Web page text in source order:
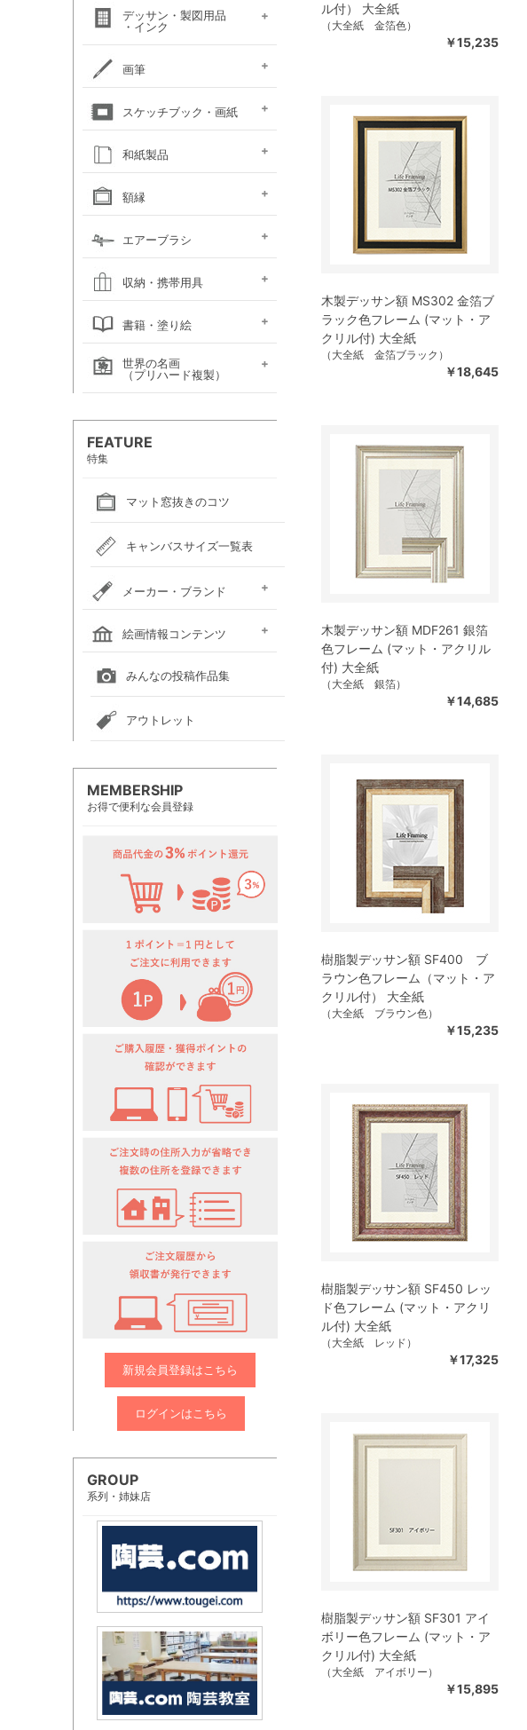
パステルセット
（ハード）
パステルセット
（ソフト）
パンパステル
パステル鉛筆セット
オイルパステル・
クレパス・クレヨン
パステル・色鉛筆
関連用品
色鉛筆セット
水彩色鉛筆セット
チョークアート
デッサン・製図用品
・インク
鉛筆セット
画用木炭
モデル人形
デッサン関連用品
ロットリング
W&N ドローイングインク
画筆
油彩筆セット
油彩用ラウンド（丸筆）
（丸平筆）
油彩用フラット（平筆）
油彩用ファン（扇型）
油絵用刷毛
水彩筆セット
水彩用ラウンド（丸筆）
水彩用フラット（平筆）
（日本画・デザイン用）
（日本画・デザイン用）
（日本画・デザイン用）
（日本画・デザイン用）
（日本画・デザイン用）
（日本画・デザイン用）
（日本画・デザイン用）
（日本画・デザイン用）
化粧筆
絵手紙用筆
スケッチブック・画紙
アルシュ水彩紙
モンバルキャンソン
ファインフェース
キャンソンXL
アルビレオ水彩紙
クレスター水彩紙
フォード水彩紙
アヴァロン水彩紙
ラングトン水彩紙
ワトソン水彩紙
ホワイトワトソン水彩紙
TACスケッチブック
W&N コットマン水彩紙
ナル水彩紙
スケッチブック 並口
オリーブシリーズ厚口
メダリオン特厚口
マルマン ヴィフアール
マルマン ソーホー
マルマン 麻表紙
クロッキーブック
クレイドクロッキー
セクションクロッキー
スタンダードクロッキー
キャンソン ミ・タント
パステルワトソン
パステルマーメイド
パステルブック
ペーパーセレクション
ポストカード
カラージェッソペーパー
水彩色紙
和紙製品
和紙・絵絹・転写紙
日本画用麻紙ボールド
水墨画用紙
ファイル
芳名帳・仮巻
額縁
油彩用額縁 (木製)
仮額縁
(マット付)
(マット無し)
軽量フレーム・イレパネ
色紙額
額用金具
エアーブラシ
ハンドピース
コンプレッサー
システムパーツ（部品）
エアーブラシ関連用品
収納・携帯用具
ポートフォリオ
キャンバスバッグ
キャンバスバッグ
スケッチバッグ各種
スケッチバッグ
エプロン
書籍・塗り絵
絵画関連書籍
塗り絵
世界の名画
（プリハード複製）
FEATURE
特集
マット窓抜きのコツ
キャンバスサイズ一覧表
メーカー・ブランド
ホルベイン
クサカベ
レンブラント
ヴァンゴッホ
アムステルダム
リキテックス
ウィンザー＆ニュートン
ダーウェント
ターナー色彩
ファーバーカステル
吉祥
ナカガワ胡粉絵具
マルマン
瀬尾製額所
名村大成堂
マルオカ
すべてのメーカー・ブランド
絵画情報コンテンツ
全国の絵画教室一覧
全国の美術館一覧
全国の画廊一覧
みんなの投稿作品集
アウトレット
MEMBERSHIP
お得で便利な会員登録
新規会員登録はこちら
ログインはこちら
GROUP
系列・姉妹店
ル付） 大全紙
（大全紙 金箔色）
￥15,235
木製デッサン額 MS302 金箔ブ
ラック色フレーム (マット・ア
クリル付) 大全紙
（大全紙 金箔ブラック）
￥18,645
木製デッサン額 MDF261 銀箔
色フレーム (マット・アクリル
付) 大全紙
（大全紙 銀箔）
￥14,685
樹脂製デッサン額 SF400 ブ
ラウン色フレーム（マット・ア
クリル付） 大全紙
（大全紙 ブラウン色）
￥15,235
樹脂製デッサン額 SF450 レッ
ド色フレーム (マット・アクリ
ル付) 大全紙
（大全紙 レッド）
￥17,325
樹脂製デッサン額 SF301 アイ
ボリー色フレーム (マット・ア
クリル付) 大全紙
（大全紙 アイボリー）
￥15,895